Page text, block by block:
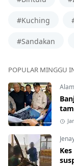
#Kuching
#Sandakan
POPULAR MINGGU